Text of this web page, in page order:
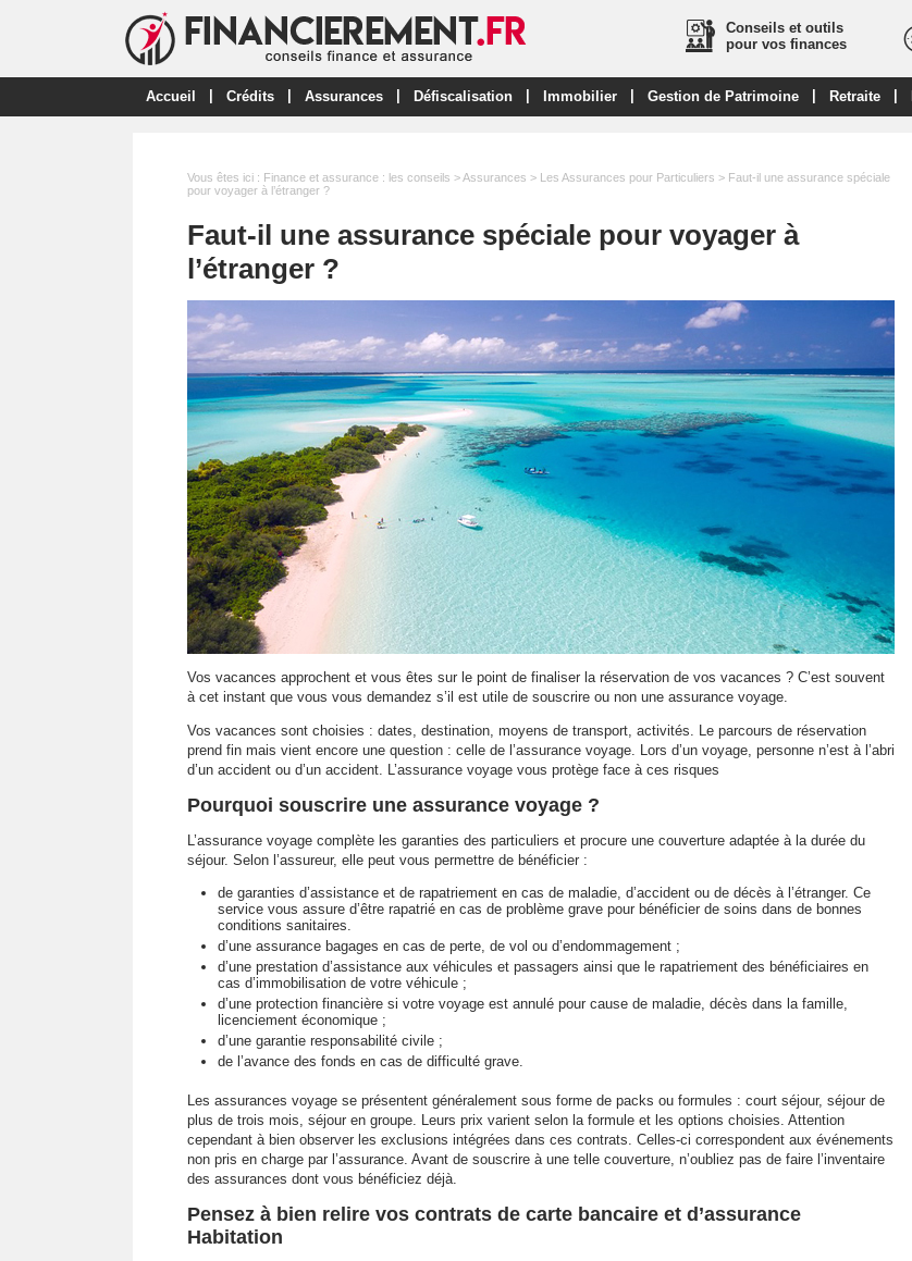
Conseils et outils
pour vos finances
Accueil Crédits Assurances Défiscalisation Immobilier Gestion de Patrimoine Retraite
Vous êtes ici : Finance et assurance : les conseils >Assurances > Les Assurances pour Particuliers > Faut-il une assurance spéciale
pour voyager à l’étranger ?
Faut-il une assurance spéciale pour voyager à
l’étranger ?
Vos vacances approchent et vous êtes sur le point de finaliser la réservation de vos vacances ? C’est souvent
à cet instant que vous vous demandez s’il est utile de souscrire ou non une assurance voyage.
Vos vacances sont choisies : dates, destination, moyens de transport, activités. Le parcours de réservation
prend fin mais vient encore une question : celle de l’assurance voyage. Lors d’un voyage, personne n’est à l’abri
d’un accident ou d’un accident. L’assurance voyage vous protège face à ces risques
Pourquoi souscrire une assurance voyage ?
L’assurance voyage complète les garanties des particuliers et procure une couverture adaptée à la durée du
séjour. Selon l’assureur, elle peut vous permettre de bénéficier :
de garanties d’assistance et de rapatriement en cas de maladie, d’accident ou de décès à l’étranger. Ce
service vous assure d’être rapatrié en cas de problème grave pour bénéficier de soins dans de bonnes
conditions sanitaires.
d’une assurance bagages en cas de perte, de vol ou d’endommagement ;
d’une prestation d’assistance aux véhicules et passagers ainsi que le rapatriement des bénéficiaires en
cas d’immobilisation de votre véhicule ;
d’une protection financière si votre voyage est annulé pour cause de maladie, décès dans la famille,
licenciement économique ;
d’une garantie responsabilité civile ;
de l’avance des fonds en cas de difficulté grave.
Les assurances voyage se présentent généralement sous forme de packs ou formules : court séjour, séjour de
plus de trois mois, séjour en groupe. Leurs prix varient selon la formule et les options choisies. Attention
cependant à bien observer les exclusions intégrées dans ces contrats. Celles-ci correspondent aux événements
non pris en charge par l’assurance. Avant de souscrire à une telle couverture, n’oubliez pas de faire l’inventaire
des assurances dont vous bénéficiez déjà.
Pensez à bien relire vos contrats de carte bancaire et d’assurance
Habitation